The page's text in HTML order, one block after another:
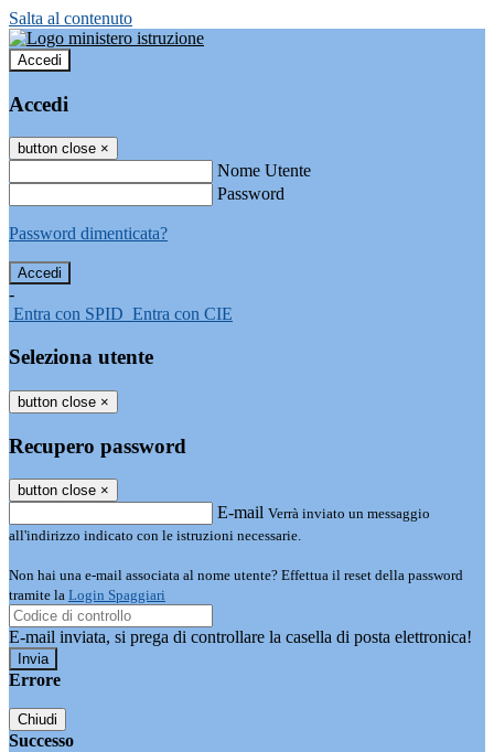
Salta al contenuto
Accedi
Accedi
button close ×
Nome Utente
Password
Password dimenticata?
-
Entra con SPID Entra con CIE
Seleziona utente
button close ×
Recupero password
button close ×
E-mail Verrà inviato un messaggio
all'indirizzo indicato con le istruzioni necessarie.
Non hai una e-mail associata al nome utente? Effettua il reset della password
tramite la Login Spaggiari
E-mail inviata, si prega di controllare la casella di posta elettronica!
Errore
Chiudi
Successo